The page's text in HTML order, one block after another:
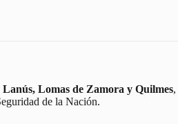
Lanús, Lomas de Zamora y Quilmes,
de la Nación.